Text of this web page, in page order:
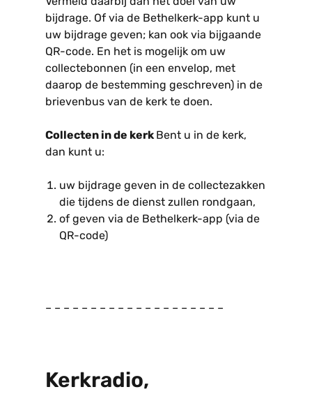
bijdrage. Of via de Bethelkerk-app kunt u
uw bijdrage geven; kan ook via bijgaande
QR-code. En het is mogelijk om uw
collectebonnen (in een envelop, met
daarop de bestemming geschreven) in de
brievenbus van de kerk te doen.
Collecten in de kerkBent u in de kerk,
dan kunt u:
uw bijdrage geven in de collectezakken
die tijdens de dienst zullen rondgaan,
of geven via de Bethelkerk-app (via de
QR-code)
– – – – – – – – – – – – – – – – – – – –
Kerkradio,